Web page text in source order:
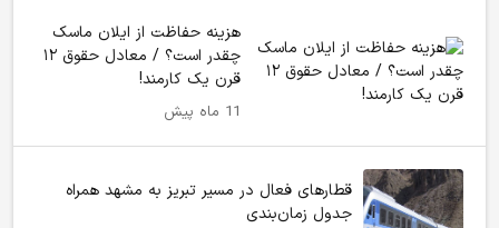
هزینه حفاظت از ایلان ماسک
چقدر است؟ / معادل حقوق ۱۲
قرن یک کارمند!
11 ماه پیش
قطارهای فعال در مسیر تبریز به مشهد همراه
جدول زمان‌بندی